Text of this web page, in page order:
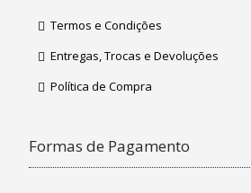
Termos e Condições
Entregas, Trocas e Devoluções
Política de Compra
Formas de Pagamento